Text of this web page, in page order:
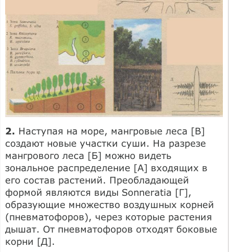
2. Наступая на море, мангровые леса [В]
создают новые участки суши. На разрезе
мангрового леса [Б] можно видеть
зональное распределение [А] входящих в
его состав растений. Преобладающей
формой являются виды Sonneratia [Г],
образующие множество воздушных корней
(пневматофоров), через которые растения
дышат. От пневматофоров отходят боковые
корни [Д].